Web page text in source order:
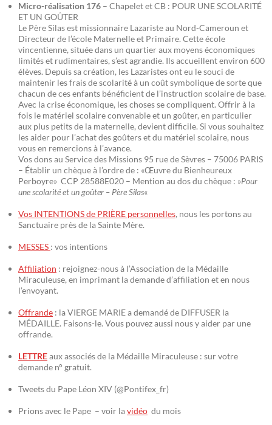
Micro-réalisation 176 – Chapelet et CB : POUR UNE SCOLARITÉ
ET UN GOÛTER
Le Père Silas est missionnaire Lazariste au Nord-Cameroun et
Directeur de l’école Maternelle et Primaire. Cette école
vincentienne, située dans un quartier aux moyens économiques
limités et rudimentaires, s’est agrandie. Ils accueillent environ 600
élèves. Depuis sa création, les Lazaristes ont eu le souci de
maintenir les frais de scolarité à un coût symbolique de sorte que
chacun de ces enfants bénéficient de l’instruction scolaire de base.
Avec la crise économique, les choses se compliquent. Offrir à la
fois le matériel scolaire convenable et un goûter, en particulier
aux plus petits de la maternelle, devient difficile. Si vous souhaitez
les aider pour l’achat des goûters et du matériel scolaire, nous
vous en remercions à l’avance.
Vos dons au Service des Missions 95 rue de Sèvres – 75006 PARIS
– Établir un chèque à l’ordre de : «Œuvre du Bienheureux
Perboyre» CCP 28588E020 – Mention au dos du chèque : »Pour
une scolarité et un goûter – Père Silas«
Vos INTENTIONS de PRIÈRE personnelles, nous les portons au
Sanctuaire près de la Sainte Mère.
MESSES : vos intentions
Affiliation : rejoignez-nous à l’Association de la Médaille
Miraculeuse, en imprimant la demande d’affiliation et en nous
l’envoyant.
Offrande : la VIERGE MARIE a demandé de DIFFUSER la
MÉDAILLE. Faisons-le. Vous pouvez aussi nous y aider par une
offrande.
LETTREaux associés de la Médaille Miraculeuse : sur votre
demande n° gratuit.
Tweets du Pape Léon XIV (@Pontifex_fr)
Prions avec le Pape – voir lavidéo du mois